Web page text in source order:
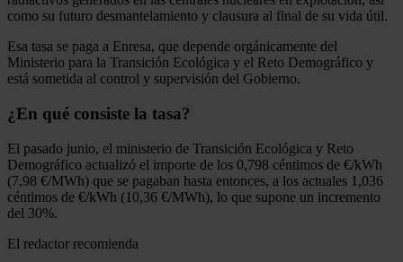
como su futuro desmantelamiento y clausura al final de su vida útil.
Esa tasa se paga a Enresa, que depende orgánicamente del
Ministerio para la Transición Ecológica y el Reto Demográfico y
está sometida al control y supervisión del Gobierno.
¿En qué consiste la tasa?
El pasado junio, el ministerio de Transición Ecológica y Reto
Demográfico actualizó el importe de los 0,798 céntimos de €/kWh
(7,98 €/MWh) que se pagaban hasta entonces, a los actuales 1,036
céntimos de €/kWh (10,36 €/MWh), lo que supone un incremento
del 30%.
El redactor recomienda